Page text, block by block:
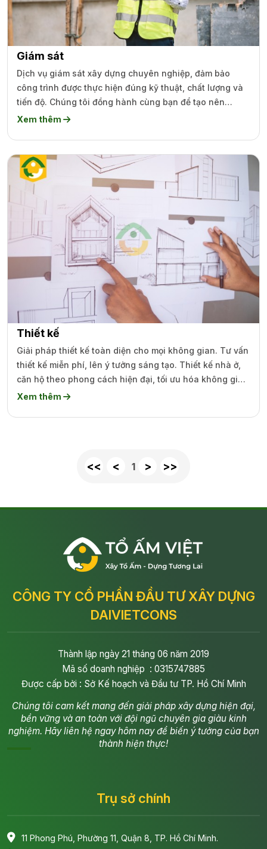
Giám sát
Dịch vụ giám sát xây dựng chuyên nghiệp, đảm bảo
công trình được thực hiện đúng kỹ thuật, chất lượng và
tiến độ. Chúng tôi đồng hành cùng bạn để tạo nên
những dự án hoàn hảo.
Xem thêm
Thiết kế
Giải pháp thiết kế toàn diện cho mọi không gian. Tư vấn
thiết kế miễn phí, lên ý tưởng sáng tạo. Thiết kế nhà ở,
căn hộ theo phong cách hiện đại, tối ưu hóa không gian
sống.
Xem thêm
<< < 1 > >>
CÔNG TY CỔ PHẦN ĐẦU TƯ XÂY DỰNG
DAIVIETCONS
Thành lập ngày 21 tháng 06 năm 2019
Mã số doanh nghiệp : 0315747885
Được cấp bởi : Sở Kế hoạch và Đầu tư TP. Hồ Chí Minh
Chúng tôi cam kết mang đến giải pháp xây dựng hiện đại,
bền vững và an toàn với đội ngũ chuyên gia giàu kinh
nghiệm. Hãy liên hệ ngay hôm nay để biến ý tưởng của bạn
thành hiện thực!
Trụ sở chính
11 Phong Phú, Phường 11, Quận 8, TP. Hồ Chí Minh.